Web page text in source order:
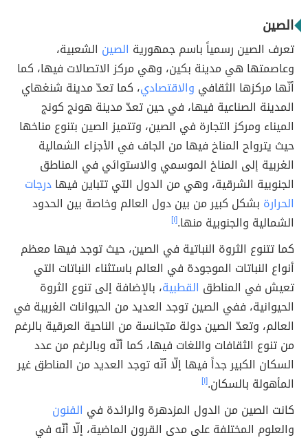
الصين
تعرف الصين رسمياً باسم جمهورية الصين الشعبية،
وعاصمتها هي مدينة بكين، وهي مركز الاتصالات فيها، كما
أنّها مركزها الثقافي والاقتصادي، كما تعدّ مدينة شنغهاي
المدينة الصناعية فيها، في حين تعدّ مدينة هونج كونج
الميناء ومركز التجارة في الصين، وتتميز الصين بتنوع مناخها
حيث يترواح المناخ فيها من الجاف في الأجزاء الشمالية
الغربية إلى المناخ الموسمي والاستوائي في المناطق
الجنوبية الشرقية، وهي من الدول التي تتباين فيهادرجات
الحرارة بشكل كبير من بين دول العالم وخاصة بين الحدود
الشمالية والجنوبية منها.[١]
كما تتنوع الثروة النباتية في الصين، حيث توجد فيها معظم
أنواع النباتات الموجودة في العالم باستثناء النباتات التي
تعيش في المناطق القطبية، بالإضافة إلى تنوع الثروة
الحيوانية، ففي الصين توجد العديد من الحيوانات الغريبة في
العالم، وتعدّ الصين دولة متجانسة من الناحية العرقية بالرغم
من تنوع الثقافات واللغات فيها، كما أنّه وبالرغم من عدد
السكان الكبير جداً فيها إلّا أنّه توجد العديد من المناطق غير
المأهولة بالسكان.[١]
كانت الصين من الدول المزدهرة والرائدة في الفنون
والعلوم المختلفة على مدى القرون الماضية، إلّا أنّه في